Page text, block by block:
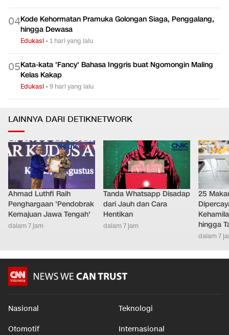
04Kode Kehormatan Pramuka Golongan Siaga, Penggalang,
hingga Dewasa
Edukasi •1 hari yang lalu
05Kata-kata 'Fancy' Bahasa Inggris buat Ngomongin Maling
Kelas Kakap
Edukasi •9 hari yang lalu
LAINNYA DARI DETIKNETWORK
Ahmad Luthfi Raih
Penghargaan 'Pendobrak
Kemajuan Jawa Tengah'
dalam 7 jam
Tanda Whatsapp Disadap
dari Jauh dan Cara
Hentikan
dalam 7 jam
25
hingga
dalam 7
Nasional Teknologi
Otomotif Internasional